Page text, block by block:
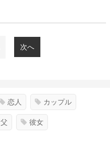
次へ
恋人 カップル
父 彼女